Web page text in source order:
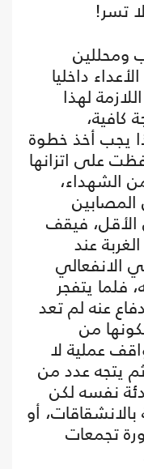
تسر!
ومحللين
داخليا
لهذا
كافية،
يجب أخذ خطوة
على اتزانها
الشهداء،
الأقل، فيقف
عند
الانفعالي
فلما يتفجر
عنه لم تعد
من
عملية لا
يتجه عدد من
نفسه لكن
أو
تجمعات